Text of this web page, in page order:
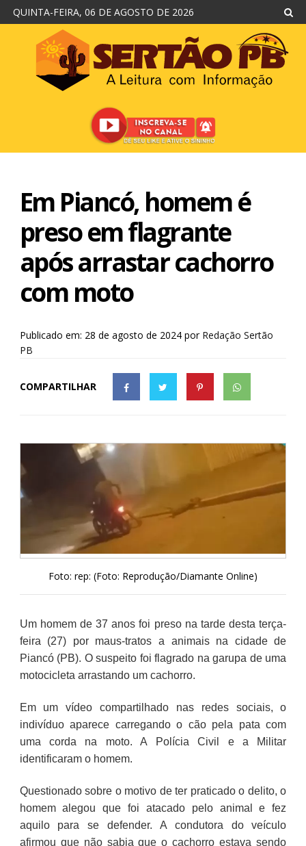
QUINTA-FEIRA, 06 DE AGOSTO DE 2026
Em Piancó, homem é
preso em flagrante
após arrastar cachorro
com moto
Publicado em: 28 de agosto de 2024 por Redação Sertão
PB
COMPARTILHAR
Foto: rep: (Foto: Reprodução/Diamante Online)
Um homem de 37 anos foi preso na tarde desta terça-
feira (27) por maus-tratos a animais na cidade de
Piancó (PB). O suspeito foi flagrado na garupa de uma
motocicleta arrastando um cachorro.
Em um vídeo compartilhado nas redes sociais, o
indivíduo aparece carregando o cão pela pata com
uma corda na moto. A Polícia Civil e a Militar
identificaram o homem.
Questionado sobre o motivo de ter praticado o delito, o
homem alegou que foi atacado pelo animal e fez
aquilo para se defender. A condutora do veículo
afirmou que não sabia que o cachorro estava sendo